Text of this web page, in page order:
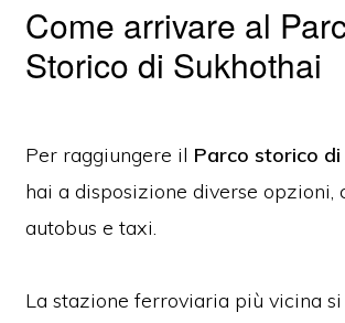
Come arrivare al
Storico di Sukhothai
Per raggiungere il Parco storico
hai a disposizione diverse opzioni,
autobus e taxi.
La stazione ferroviaria più vicina